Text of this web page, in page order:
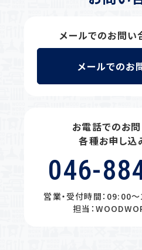
メールでのお問い
メールでのお
お電話でのお
各種お申し込
046-
営業・受付時間：09:00
担当：